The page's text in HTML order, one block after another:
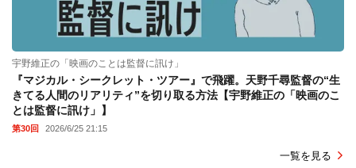
宇野維正の「映画のことは監督に訊け」
『マジカル・シークレット・ツアー』で飛躍。天野千尋監督の“生
きてる人間のリアリティ”を切り取る方法【宇野維正の「映画のこ
とは監督に訊け」】
第30回 2026/6/25 21:15
一覧を見る